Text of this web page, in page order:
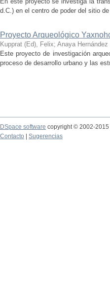
d.C.) en el centro de poder del sitio
Proyecto Arqueológico
Kupprat (Ed), Felix; Anaya
Este proyecto de investigación
proceso de desarrollo urbano y las
DSpace software copyright © 2002-2015
Contacto
Sugerencias